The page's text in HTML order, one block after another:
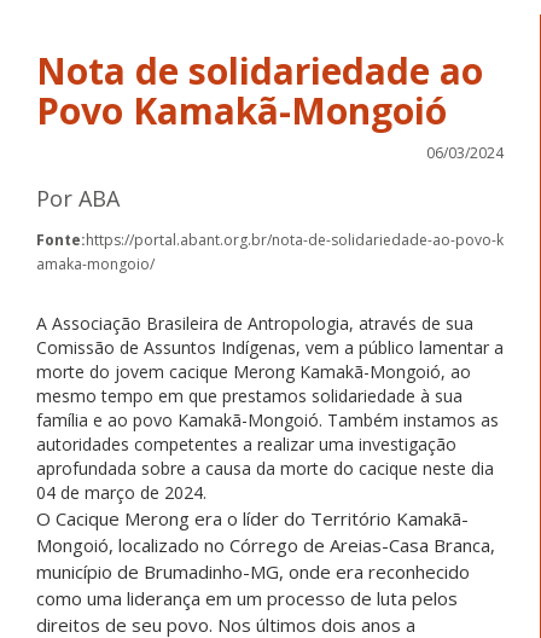
Nota de solidariedade ao
Povo Kamakã-Mongoió
06/03/2024
Por ABA
Fonte:https://portal.abant.org.br/nota-de-solidariedade-ao-povo-k
amaka-mongoio/
A Associação Brasileira de Antropologia, através de sua
Comissão de Assuntos Indígenas, vem a público lamentar a
morte do jovem cacique Merong Kamakã-Mongoió, ao
mesmo tempo em que prestamos solidariedade à sua
família e ao povo Kamakã-Mongoió. Também instamos as
autoridades competentes a realizar uma investigação
aprofundada sobre a causa da morte do cacique neste dia
04 de março de 2024.
O Cacique Merong era o líder do Território Kamakã-
Mongoió, localizado no Córrego de Areias-Casa Branca,
município de Brumadinho-MG, onde era reconhecido
como uma liderança em um processo de luta pelos
direitos de seu povo. Nos últimos dois anos a